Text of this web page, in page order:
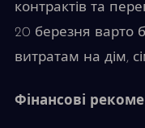
контрактів та
20 березня варто
витратам на дім,
Фінансові